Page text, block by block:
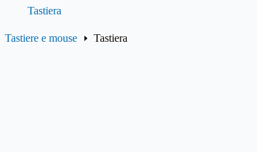
Tastiera
Tastiere e mouse Tastiera